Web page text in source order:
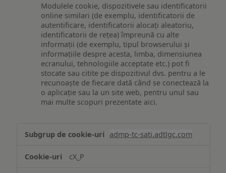
Modulele cookie, dispozitivele sau identificatorii
online similari (de exemplu, identificatorii de
autentificare, identificatorii alocați aleatoriu,
identificatorii de rețea) împreună cu alte
informații (de exemplu, tipul browserului și
informațiile despre acesta, limba, dimensiunea
ecranului, tehnologiile acceptate etc.) pot fi
stocate sau citite pe dispozitivul dvs. pentru a le
recunoaște de fiecare dată când se conectează la
o aplicație sau la un site web, pentru unul sau
mai multe scopuri prezentate aici.
și/sau
informațiilor
admp-tc-sati.adtlgc.com
cX_P